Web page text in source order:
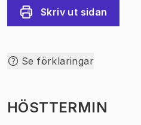
Skriv ut sidan
Se förklaringar
HÖSTTERMIN